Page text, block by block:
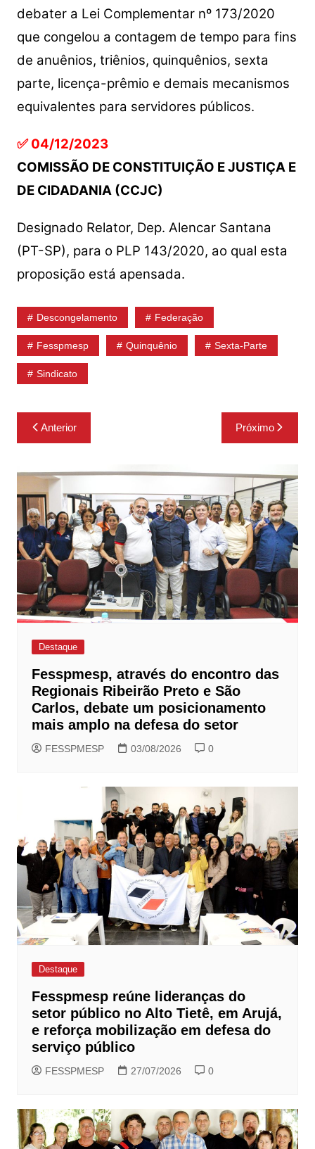
debater a Lei Complementar nº 173/2020
que congelou a contagem de tempo para fins
de anuênios, triênios, quinquênios, sexta
parte, licença-prêmio e demais mecanismos
equivalentes para servidores públicos.
✅ 04/12/2023
COMISSÃO DE CONSTITUIÇÃO E JUSTIÇA E
DE CIDADANIA (CCJC)
Designado Relator, Dep. Alencar Santana
(PT-SP), para o PLP 143/2020, ao qual esta
proposição está apensada.
Descongelamento Federação
Fesspmesp Quinquênio Sexta-Parte
Sindicato
Navegação
de
Anterior Próximo
Destaque
Fesspmesp, através do encontro das
Regionais Ribeirão Preto e São
Carlos, debate um posicionamento
mais amplo na defesa do setor
FESSPMESP 03/08/2026 0
Destaque
Fesspmesp reúne lideranças do
setor público no Alto Tietê, em Arujá,
e reforça mobilização em defesa do
serviço público
FESSPMESP 27/07/2026 0